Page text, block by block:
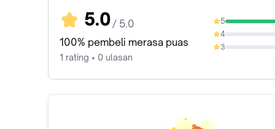
5.0 / 5.0
100% pembeli merasa puas
1 rating • 0 ulasan
5
100%
4
0%
3
0%